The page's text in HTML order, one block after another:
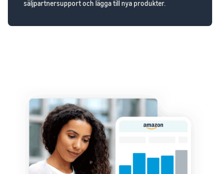
säljpartnersupport och lägga till nya produkter.